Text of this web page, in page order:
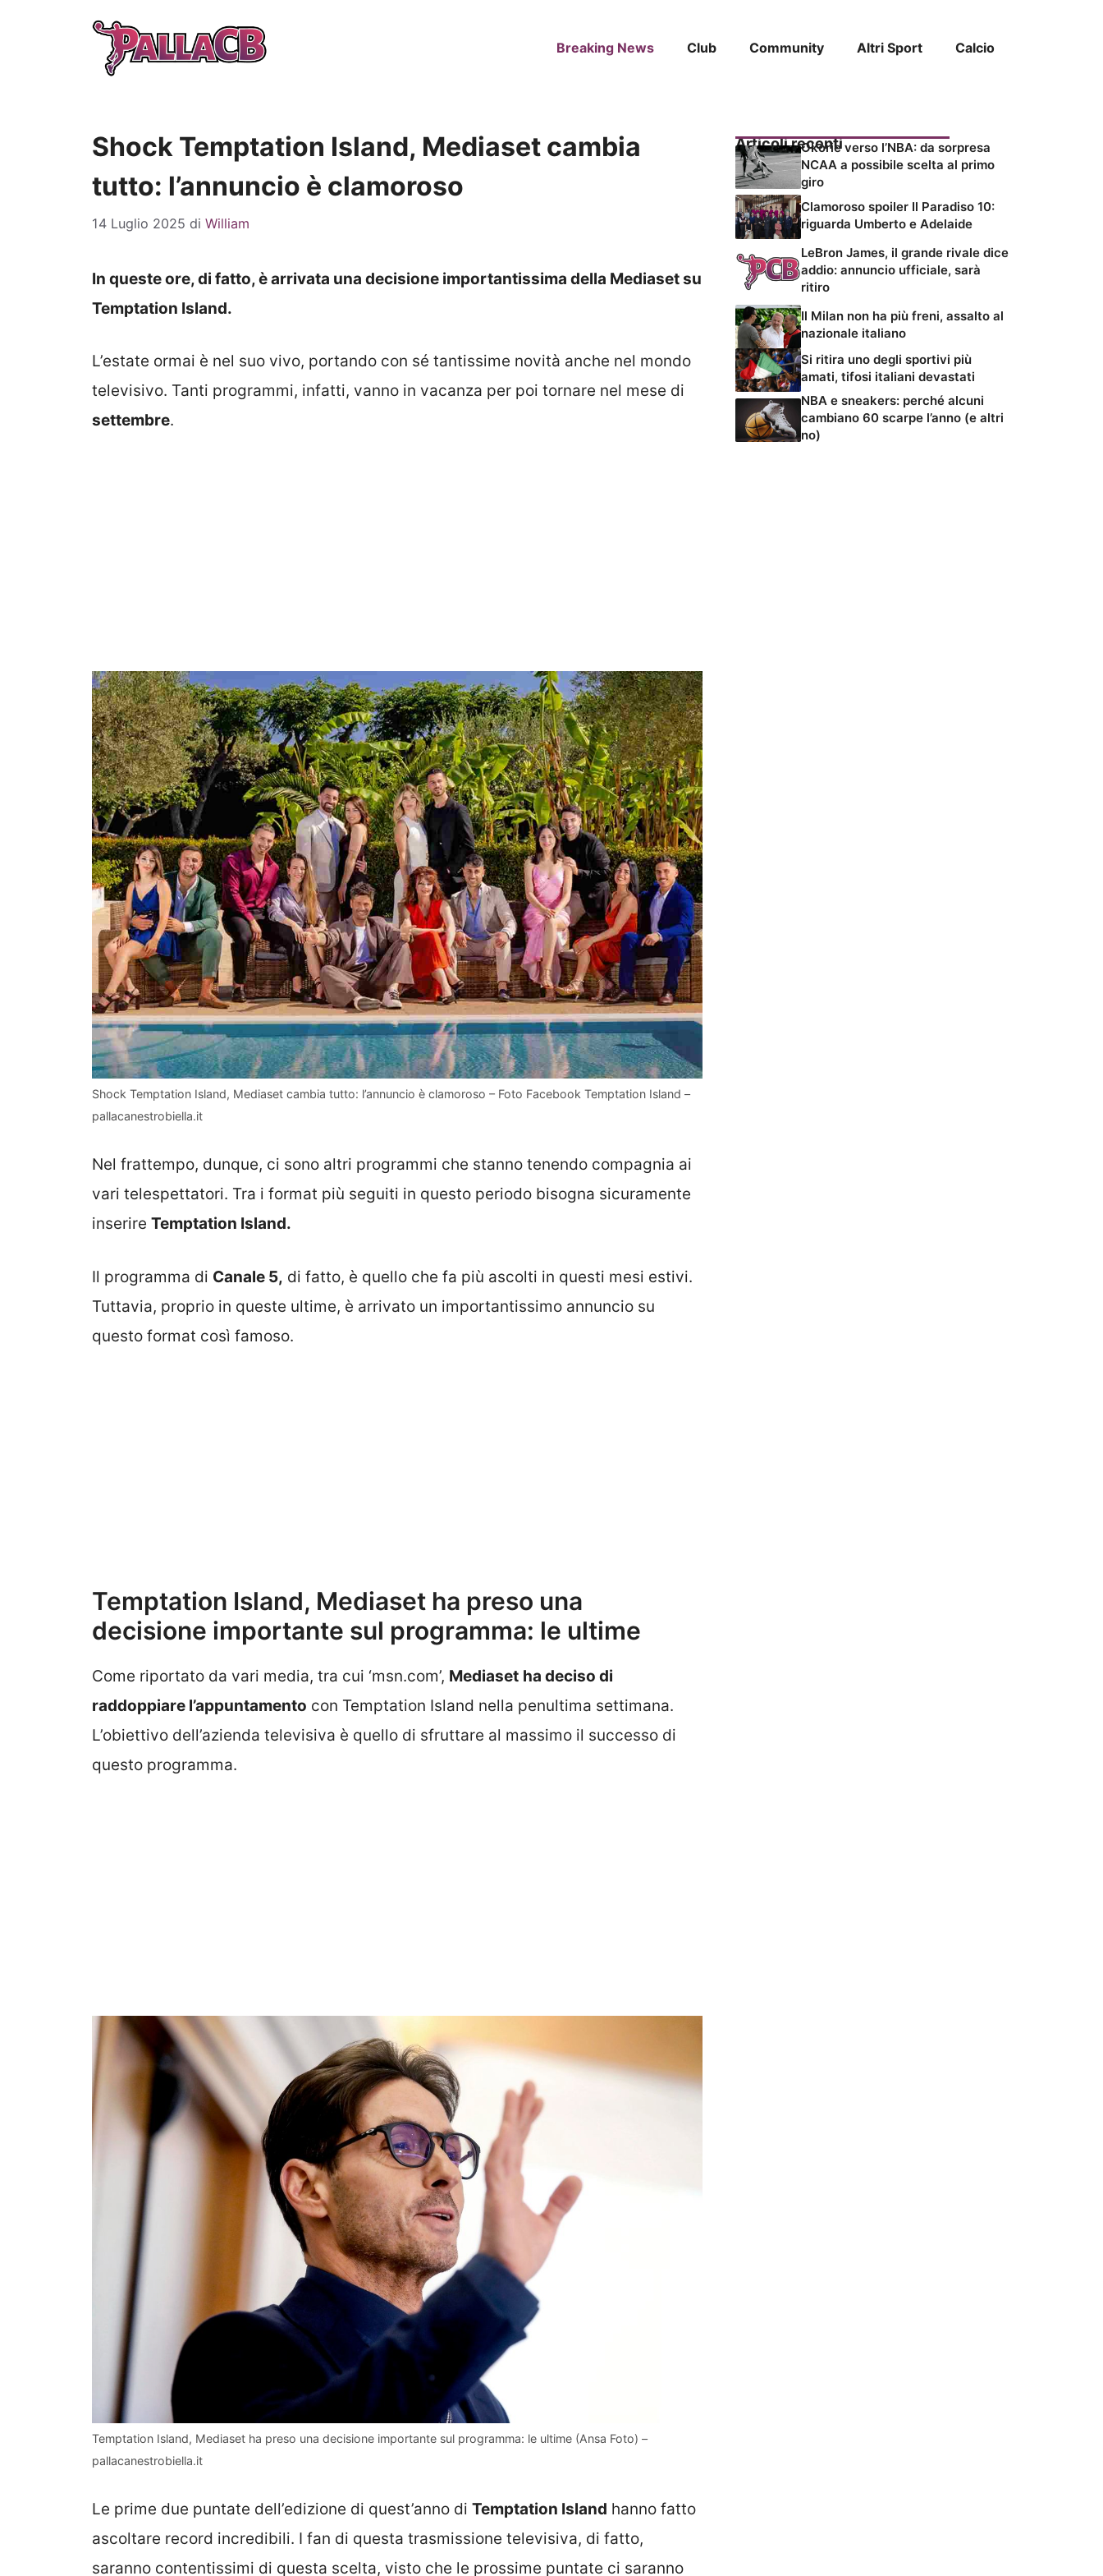
Breaking News Club Community Altri Sport Calcio
Shock Temptation Island, Mediaset cambia
tutto: l’annuncio è clamoroso
14 Luglio 2025 di William
In queste ore, di fatto, è arrivata una decisione importantissima della Mediaset su
Temptation Island.
L’estate ormai è nel suo vivo, portando con sé tantissime novità anche nel mondo
televisivo. Tanti programmi, infatti, vanno in vacanza per poi tornare nel mese di
settembre.
Shock Temptation Island, Mediaset cambia tutto: l’annuncio è clamoroso – Foto Facebook Temptation Island –
pallacanestrobiella.it
Nel frattempo, dunque, ci sono altri programmi che stanno tenendo compagnia ai
vari telespettatori. Tra i format più seguiti in questo periodo bisogna sicuramente
inserire Temptation Island.
Il programma di Canale 5, di fatto, è quello che fa più ascolti in questi mesi estivi.
Tuttavia, proprio in queste ultime, è arrivato un importantissimo annuncio su
questo format così famoso.
Temptation Island, Mediaset ha preso una
decisione importante sul programma: le ultime
Come riportato da vari media, tra cui ‘msn.com’, Mediaset ha deciso di
raddoppiare l’appuntamento con Temptation Island nella penultima settimana.
L’obiettivo dell’azienda televisiva è quello di sfruttare al massimo il successo di
questo programma.
Temptation Island, Mediaset ha preso una decisione importante sul programma: le ultime (Ansa Foto) –
pallacanestrobiella.it
Le prime due puntate dell’edizione di quest’anno di Temptation Island hanno fatto
ascoltare record incredibili. I fan di questa trasmissione televisiva, di fatto,
saranno contentissimi di questa scelta, visto che le prossime puntate ci saranno
Articoli recentiOkorie verso l’NBA: da sorpresa
NCAA a possibile scelta al primo
giro
Clamoroso spoiler Il Paradiso 10:
riguarda Umberto e Adelaide
LeBron James, il grande rivale dice
addio: annuncio ufficiale, sarà
ritiro
Il Milan non ha più freni, assalto al
nazionale italiano
Si ritira uno degli sportivi più
amati, tifosi italiani devastati
NBA e sneakers: perché alcuni
cambiano 60 scarpe l’anno (e altri
no)